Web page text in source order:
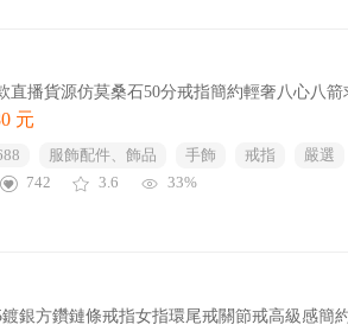
直播貨源仿莫桑石50分戒指簡約輕奢八心八
元
服飾配件、飾品 手飾 戒指
嚴選
742
3.6 33%
鍍銀方鑽鏈條戒指女指環尾戒關節戒高級感簡